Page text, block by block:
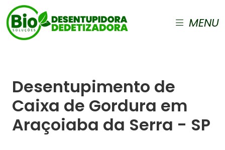
MENU
Desentupimento de
Caixa de Gordura em
Araçoiaba da Serra - SP